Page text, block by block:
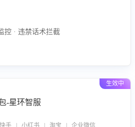
控 · 违禁话术拦截
生效中
-星环智服
手 | 小红书 | 淘宝 | 企业微信